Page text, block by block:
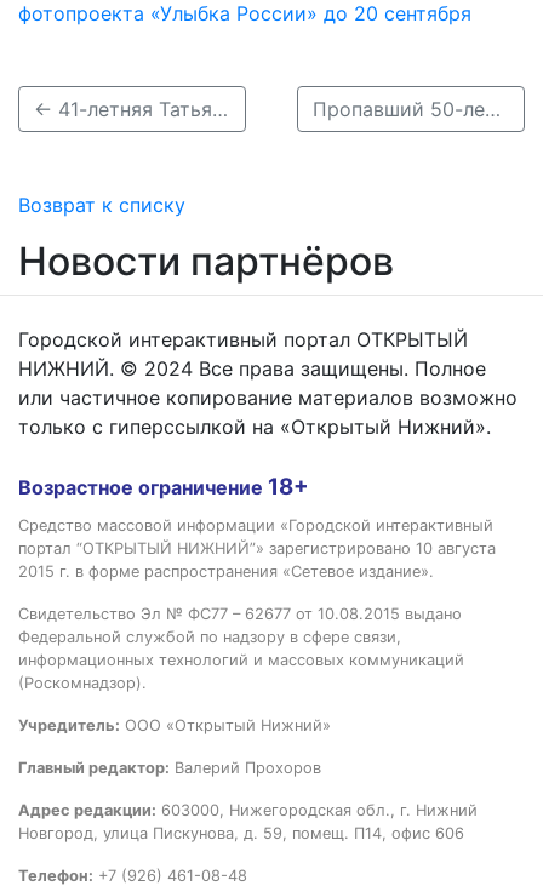
фотопроекта «Улыбка России» до 20 сентября
← 41-летняя Татьяна Коткова без вести пропала в Нижнем Новгороде Пропавший 50-летний Сергей Толстяков найден погибшим →
Возврат к списку
Новости партнёров
Городской интерактивный портал ОТКРЫТЫЙ
НИЖНИЙ. © 2024 Все права защищены. Полное
или частичное копирование материалов возможно
только с гиперссылкой на «Открытый Нижний».
Возрастное ограничение 18+
Средство массовой информации «Городской интерактивный
портал “ОТКРЫТЫЙ НИЖНИЙ”» зарегистрировано 10 августа
2015 г. в форме распространения «Сетевое издание».
Свидетельство Эл № ФС77 – 62677 от 10.08.2015 выдано
Федеральной службой по надзору в сфере связи,
информационных технологий и массовых коммуникаций
(Роскомнадзор).
Учредитель: ООО «Открытый Нижний»
Главный редактор: Валерий Прохоров
Адрес редакции: 603000, Нижегородская обл., г. Нижний
Новгород, улица Пискунова, д. 59, помещ. П14, офис 606
Телефон: +7 (926) 461-08-48